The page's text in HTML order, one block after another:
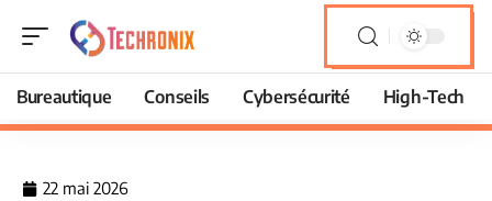
Bureautique Conseils Cybersécurité High-Tech
22 mai 2026